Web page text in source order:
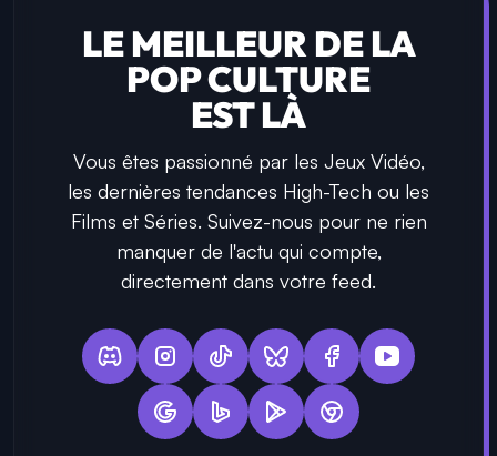
LE MEILLEUR DE LA
POP CULTURE
EST LÀ
Vous êtes passionné par les Jeux Vidéo,
les dernières tendances High-Tech ou les
Films et Séries. Suivez-nous pour ne rien
manquer de l'actu qui compte,
directement dans votre feed.